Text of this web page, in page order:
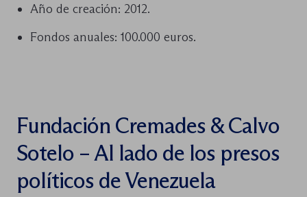
Año de creación: 2012.
Fondos anuales: 100.000 euros.
Fundación Cremades & Calvo
Sotelo – Al lado de los presos
políticos de Venezuela